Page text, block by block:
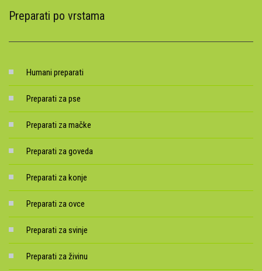
Preparati po vrstama
Humani preparati
Preparati za pse
Preparati za mačke
Preparati za goveda
Preparati za konje
Preparati za ovce
Preparati za svinje
Preparati za živinu